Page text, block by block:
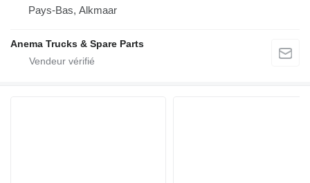
Pays-Bas, Alkmaar
Anema Trucks & Spare Parts